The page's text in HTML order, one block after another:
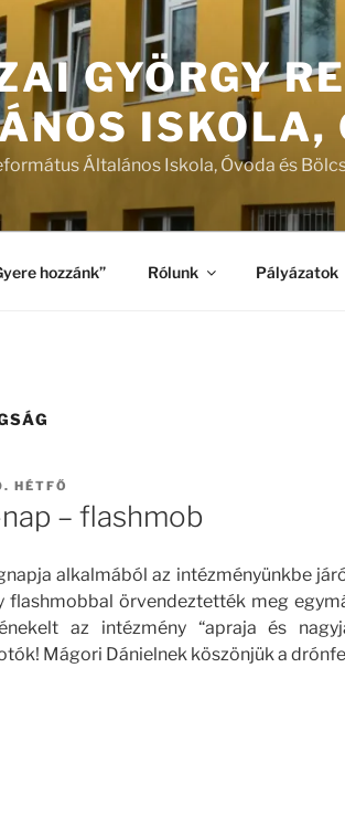
GYÖRGY
ISKOLA,
Általános Iskola, Óvoda és
hozzánk” Rólunk Pályázatok
HÉTFŐ
– flashmob
alkalmából az intézményünkbe
flashmobbal örvendeztették meg
az intézmény “apraja és
Mágori Dánielnek köszönjük a